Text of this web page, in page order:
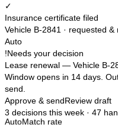
✓
Insurance certificate filed
Vehicle B-2841 · requested &
Auto
!Needs your decision
Lease renewal — Vehicle B-
Window opens in 14 days.
send.
Approve & sendReview draft
3 decisionsthis week · 47
AutoMatch rate